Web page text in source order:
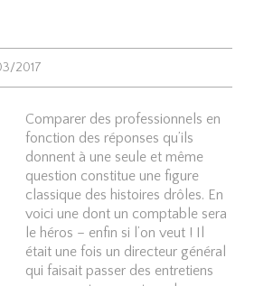
2017
Comparer des professionnels en
fonction des réponses qu’ils
donnent à une seule et même
question constitue une figure
classique des histoires drôles. En
voici une dont un comptable sera
le héros – enfin si l’on veut ! Il
était une fois un directeur général
qui faisait passer des entretiens